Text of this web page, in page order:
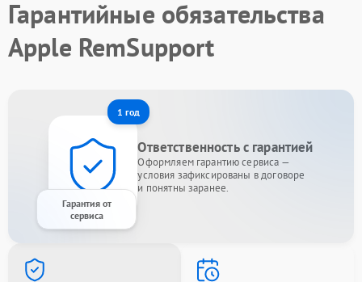
Гарантийные обязательства
Apple RemSupport
1 год
Гарантия от
сервиса
Ответственность с гарантией
Оформляем гарантию сервиса —
условия зафиксированы в договоре
и понятны заранее.